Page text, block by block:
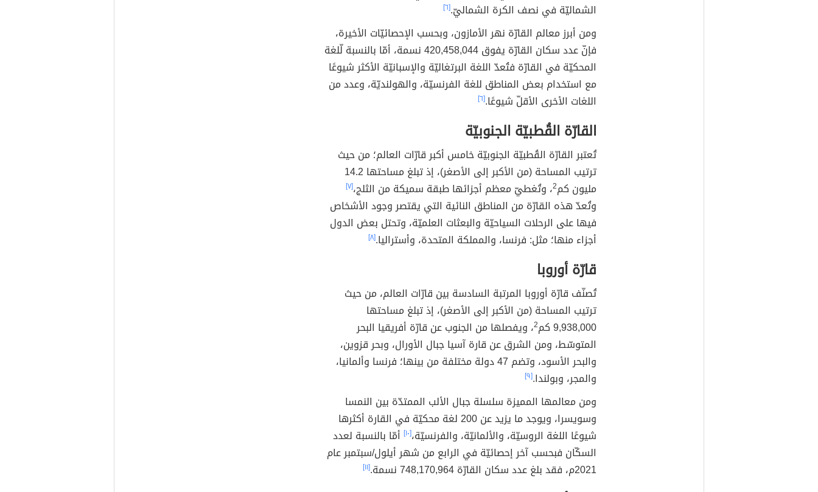
الشماليّة في نصف الكرة الشماليّ.[٦]
ومن أبرز معالم القارّة نهر الأمازون، وبحسب الإحصائيّات الأخيرة،
فإنّ عدد سكان القارّة يفوق 420,458,044 نسمة، أمّا بالنسبة لّلغة
المحكيّة في القارّة فتُعدّ اللغة البرتغاليّة والإسبانيّة الأكثر شيوعًا
مع استخدام بعض المناطق للغة الفرنسيّة، والهولنديّة، وعدد من
اللغات الأخرى الأقلّ شيوعًا.[٦]
القارّة القُطبيّة الجنوبيّة
تُعتبر القارّة القُطبيّة الجنوبيّة خامس أكبر قارّات العالم؛ من حيث
ترتيب المساحة (من الأكبر إلى الأصغر)، إذ تبلغ مساحتها 14.2
مليون كم2، وتُغطيّ معظم أجزائها طبقة سميكة من الثلج،[٧]
وتُعدّ هذه القارّة من المناطق النائية التي يقتصر وجود الأشخاص
فيها على الرحلات السياحيّة والبعثات العلميّة، وتحتل بعض الدول
أجزاء منها؛ مثل: فرنسا، والمملكة المتحدة، وأستراليا.[٨]
قارّة أوروبا
تُصنّف قارّة أوروبا المرتبة السادسة بين قارّات العالم، من حيث
ترتيب المساحة (من الأكبر إلى الأصغر)، إذ تبلغ مساحتها
9,938,000 كم
2، ويفصلها من الجنوب عن قارّة أفريقيا البحر
المتوسّط، ومن الشرق عن قارة آسيا جبال الأورال، وبحر قزوين،
والبحر الأسود، وتضم 47 دولة مختلفة من بينها؛ فرنسا وألمانيا،
والمجر، وبولندا.[٩]
ومن معالمها المميزة سلسلة جبال الألب الممتدّة بين النمسا
وسويسرا، ويوجد ما يزيد عن 200 لغة محكيّة في القارة أكثرها
شيوعًا اللغة الروسيّة، والألمانيّة، والفرنسيّة،[١٠]
أمّا بالنسبة لعدد
السكّان فبحسب آخر إحصائيّة في الرابع من شهر أيلول/سبتمبر عام
2021م، فقد بلغ عدد سكان القارّة 748,170,964 نسمة.
[١١]